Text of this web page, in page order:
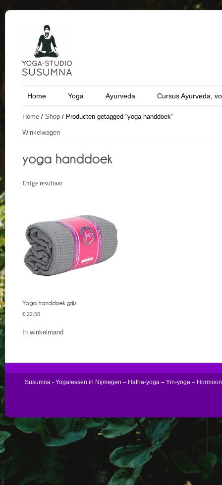
Home Yoga Ayurveda Cursus Ayurveda,
Home / Shop / Producten getagged “yoga handdoek”
Winkelwagen
Enige resultaat
€ 22.50
In winkelmand
Susumna - Yogalessen in Nijmegen – Hatha-yoga – Yin-yoga –